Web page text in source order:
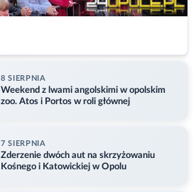
8 SIERPNIA
Weekend z lwami angolskimi w opolskim
zoo. Atos i Portos w roli głównej
7 SIERPNIA
Zderzenie dwóch aut na skrzyżowaniu
Kośnego i Katowickiej w Opolu